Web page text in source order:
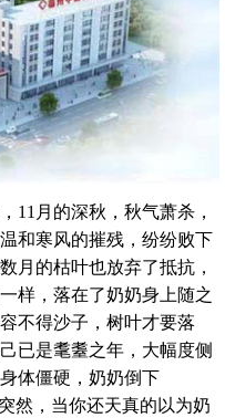
月的深秋，秋气萧杀，
和寒风的摧残，纷纷败下
月的枯叶也放弃了抵抗，
样，落在了奶奶身上随之
不得沙子，树叶才要落
已是耄耋之年，大幅度侧
体僵硬，奶奶倒下
然，当你还天真的以为奶